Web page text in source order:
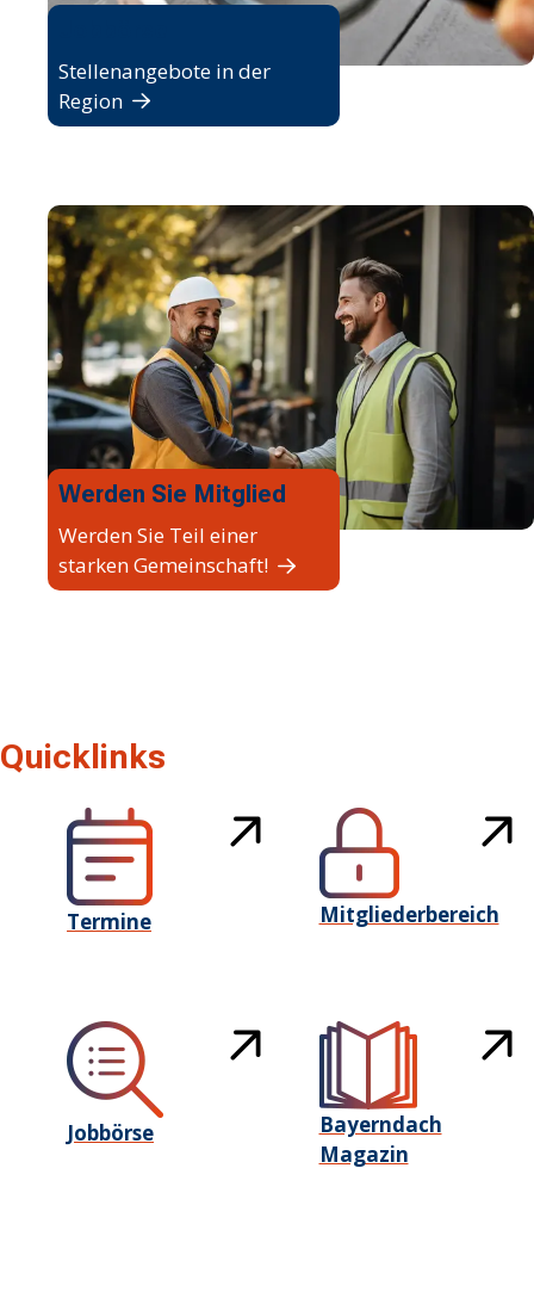
Stellenangebote in der
Region
Werden Sie Mitglied
Werden Sie Teil einer
starken Gemeinschaft!
Quicklinks
Termine Mitgliederbereich
Jobbörse
Bayerndach
Magazin